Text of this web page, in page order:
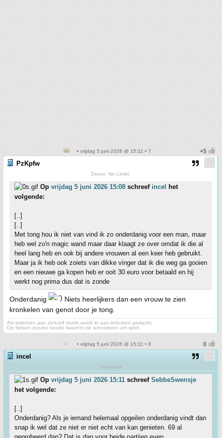
• vrijdag 5 juni 2026 @ 15:11 • 7
PzKpfw
Devon 'No Limits'
Op vrijdag 5 juni 2026 15:08 schreef incel
het
volgende:
[..]
[..]
Met tong hou ik niet van vind ik zo onderdanig voor een man, maar
heb wel zo'n magic wand maar daar klaagt ze over omdat ik die al
heel lang heb en ook bij andere vrouwen al een keer heb gebruikt.
Maar ja ik heb ook zoiets van dikke vinger dat ik die weg ga gooien
en een nieuwe ga kopen heb er ooit 30 euro voor betaald en hij
werkt nog prima dus dat is zonde
Onderdanig
Niets heerlijkers dan een vrouw te zien
kronkelen van genot door je tong.
Als iedereen aan zichzelf denkt wordt er aan iedereen gedacht.
Op fietsen zonder bende kwam'm zie schooieren um spek
• vrijdag 5 juni 2026 @ 15:11 • 8
incel
they/them
Op vrijdag 5 juni 2026 15:11 schreef SebbeSwensje
het volgende:
[..]
Onderdanig? Als je iemand helemaal opgeilen onderdanig vindt dan
snap ik wel dat ze niet er niet echt van kan genieten. 69 al